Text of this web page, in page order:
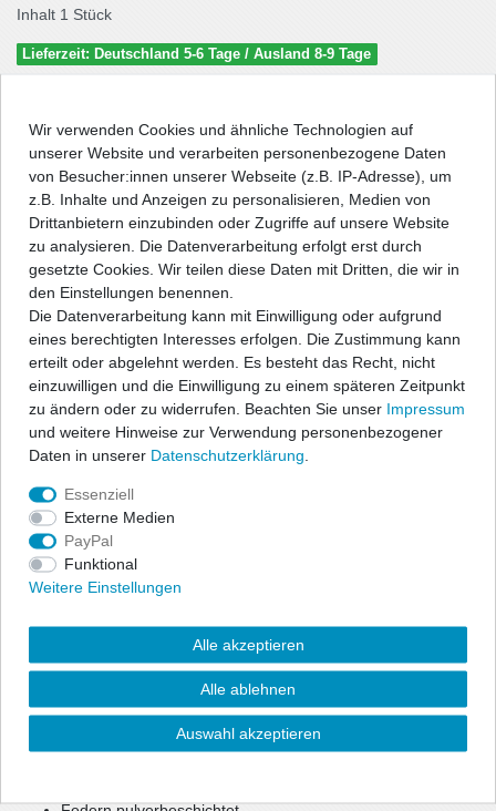
Inhalt 1 Stück
Lieferzeit: Deutschland 5-6 Tage / Ausland 8-9 Tage
Wunschliste
* inkl. ges. MwSt. zzgl. Versandkosten
Beschreibung
Technische Daten
Angaben Produktsicherheit
Zur optischen Reduzierung der Fahrzeughöhe bietet ap eine
preiswerte, aber dennoch hochwertige Option für mehr Agilität
Bei einer Tieferlegung bis zu ca. 40 mm können weiterhin die
Seriendämpfer verwendet werden.
Bei größerer Tieferlegung oder Keilform werden gekürzte
reduzierter Schwerpunkt
Wir verwenden Cookies und ähnliche Technologien auf
unserer Website und verarbeiten personenbezogene Daten
von Besucher:innen unserer Webseite (z.B. IP-Adresse), um
z.B. Inhalte und Anzeigen zu personalisieren, Medien von
Drittanbietern einzubinden oder Zugriffe auf unsere Website
zu analysieren. Die Datenverarbeitung erfolgt erst durch
gesetzte Cookies. Wir teilen diese Daten mit Dritten, die wir in
den Einstellungen benennen.
Die Datenverarbeitung kann mit Einwilligung oder aufgrund
eines berechtigten Interesses erfolgen. Die Zustimmung kann
erteilt oder abgelehnt werden. Es besteht das Recht, nicht
einzuwilligen und die Einwilligung zu einem späteren Zeitpunkt
zu ändern oder zu widerrufen. Beachten Sie unser Impressum
und weitere Hinweise zur Verwendung personenbezogener
Daten in unserer Daten­schutz­erklärung
Essenziell
Externe Medien
PayPal
Funktional
Weitere Einstellungen
Alle akzeptieren
Alle ablehnen
Auswahl akzeptieren